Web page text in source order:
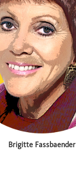
Brigitte Fassbaender